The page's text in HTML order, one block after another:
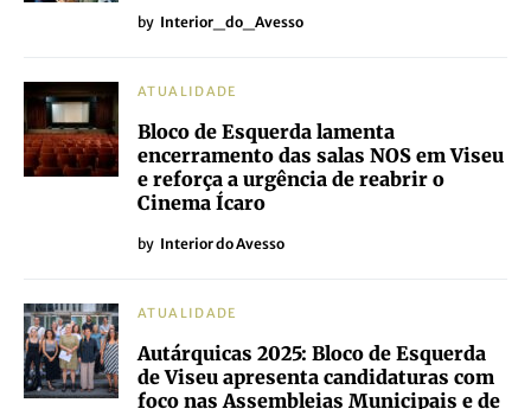
by Interior_do_Avesso
ATUALIDADE
Bloco de Esquerda lamenta
encerramento das salas NOS em Viseu
e reforça a urgência de reabrir o
Cinema Ícaro
by Interior do Avesso
ATUALIDADE
Autárquicas 2025: Bloco de Esquerda
de Viseu apresenta candidaturas com
foco nas Assembleias Municipais e de